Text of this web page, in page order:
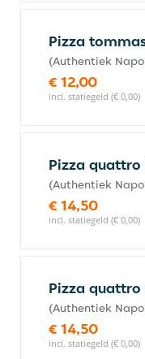
Pizza
(Authentiek
€ 12,00
incl. statiegeld (€ 0,00)
Pizza
(Authentiek
€ 14,50
incl. statiegeld (€ 0,00)
Pizza
(Authentiek
€ 14,50
incl. statiegeld (€ 0,00)